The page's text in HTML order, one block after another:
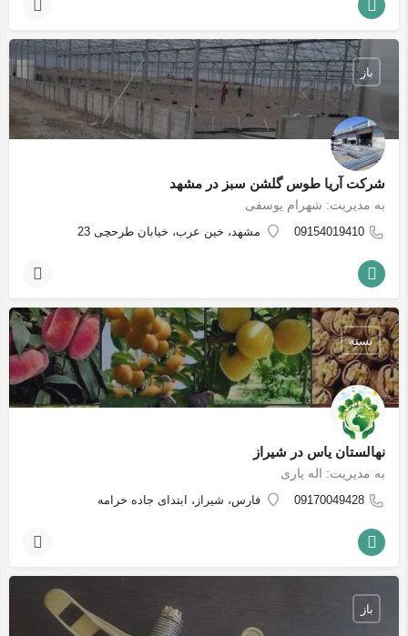
شرکت آریا طوس گلشن سبز در مشهد
به مدیریت: شهرام یوسفی
09154019410 مشهد، خین عرب، خیابان طرحچی 23
باز
نهالستان یاس در شیراز
به مدیریت: اله یاری
09170049428 فارس، شیراز، ابتدای جاده خرامه
بسته
باز